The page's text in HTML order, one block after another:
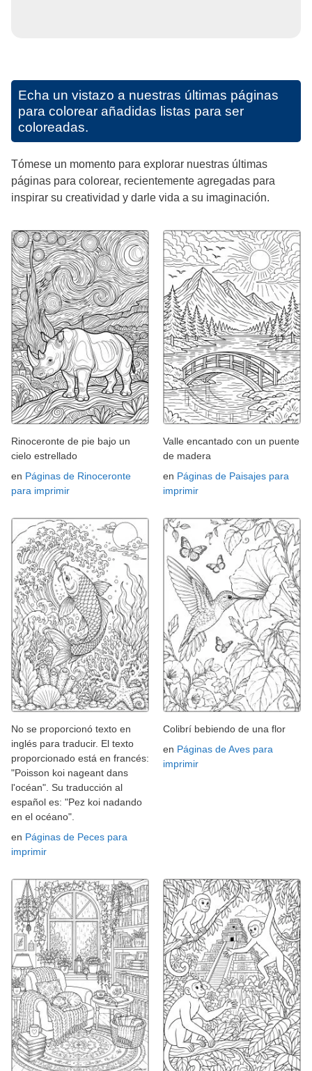
Echa un vistazo a nuestras últimas páginas
para colorear añadidas listas para ser
coloreadas.
Tómese un momento para explorar nuestras últimas
páginas para colorear, recientemente agregadas para
inspirar su creatividad y darle vida a su imaginación.
Rinoceronte de pie bajo un
cielo estrellado
en Páginas de Rinoceronte
para imprimir
Valle encantado con un puente
de madera
en Páginas de Paisajes para
imprimir
No se proporcionó texto en
inglés para traducir. El texto
proporcionado está en francés:
"Poisson koi nageant dans
l'océan". Su traducción al
español es: "Pez koi nadando
en el océano".
en Páginas de Peces para
imprimir
Colibrí bebiendo de una flor
en Páginas de Aves para
imprimir